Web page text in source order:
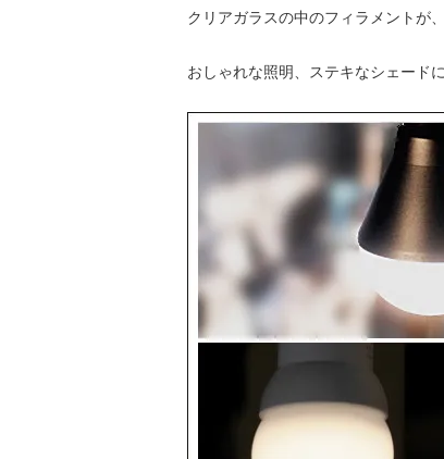
クリアガラスの中のフィラメントが
おしゃれな照明、ステキなシェード